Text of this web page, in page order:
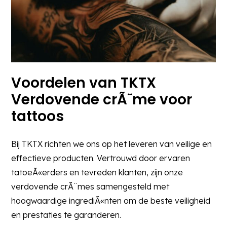
Voordelen van TKTX
Verdovende crÃ¨me voor
tattoos
Bij TKTX richten we ons op het leveren van veilige en
effectieve producten. Vertrouwd door ervaren
tatoeÃ«erders en tevreden klanten, zijn onze
verdovende crÃ¨mes samengesteld met
hoogwaardige ingrediÃ«nten om de beste veiligheid
en prestaties te garanderen.